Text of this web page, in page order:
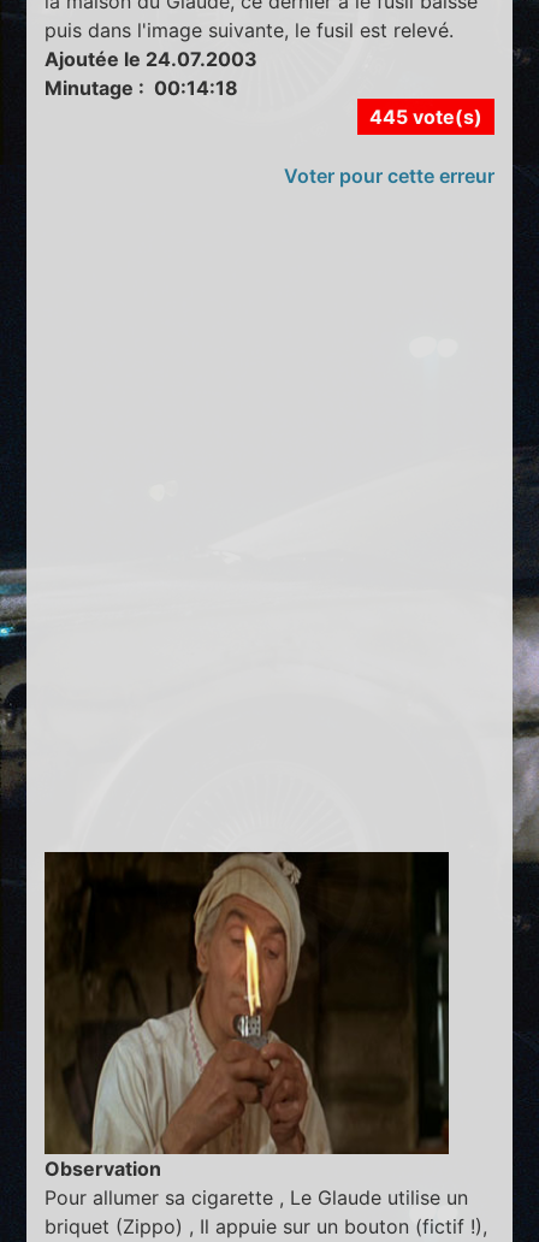
puis dans l'image suivante, le fusil est relevé.
Ajoutée le 24.07.2003
Minutage : 00:14:18
445 vote(s)
Voter pour cette erreur
Observation
Pour allumer sa cigarette , Le Glaude utilise un
briquet (Zippo) , Il appuie sur un bouton (fictif !),